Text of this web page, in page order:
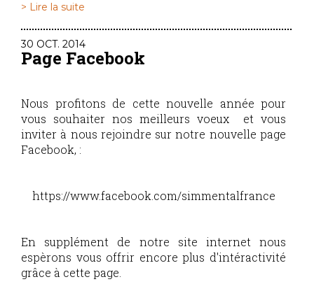
> Lire la suite
30 OCT. 2014
Page Facebook
Nous profitons de cette nouvelle année pour
vous souhaiter nos meilleurs voeux et vous
inviter à nous rejoindre sur notre nouvelle page
Facebook, :
https://www.facebook.com/simmentalfrance
En supplément de notre site internet nous
espèrons vous offrir encore plus d'intéractivité
grâce à cette page.